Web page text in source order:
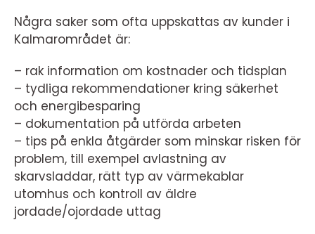
Några saker som ofta uppskattas av kunder i
Kalmarområdet är:
– rak information om kostnader och tidsplan
– tydliga rekommendationer kring säkerhet
och energibesparing
– dokumentation på utförda arbeten
– tips på enkla åtgärder som minskar risken för
problem, till exempel avlastning av
skarvsladdar, rätt typ av värmekablar
utomhus och kontroll av äldre
jordade/ojordade uttag